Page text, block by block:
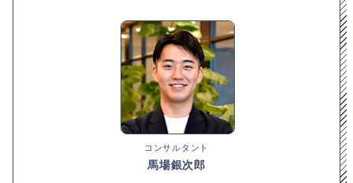
コンサルタント
馬場銀次郎